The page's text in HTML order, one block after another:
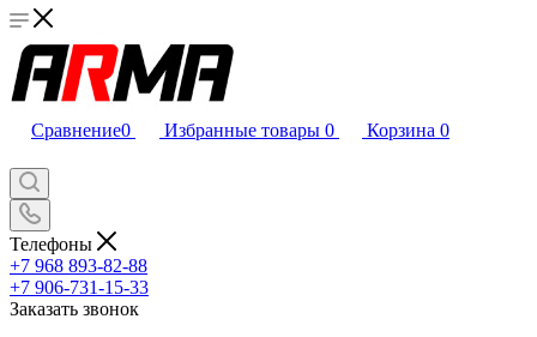
Сравнение0 Избранные товары 0 Корзина 0
Телефоны
+7 968 893-82-88
+7 906-731-15-33
Заказать звонок